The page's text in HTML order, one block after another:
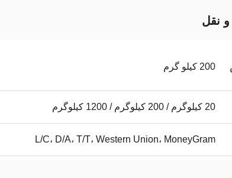
نقل
200 کیلو گرم
20 کیلوگرم / 200 کیلوگرم / 1200 کیلوگرم
L/C، D/A، T/T، Western Union، MoneyGram